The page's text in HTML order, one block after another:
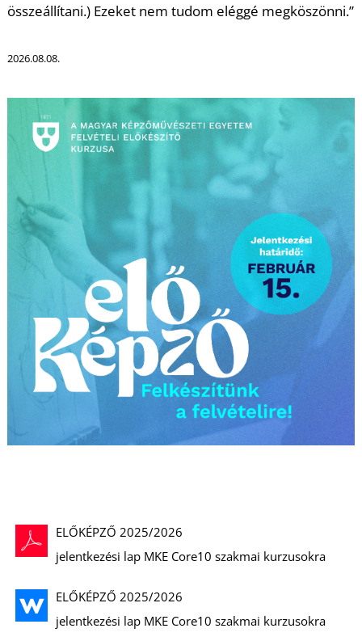
ELŐKÉPZŐ 2025/2026
jelentkezési lap MKE Core10 szakmai kurzusokra
ELŐKÉPZŐ 2025/2026
jelentkezési lap MKE Core10 szakmai kurzusokra
összeállítani.) Ezeket nem tudom eléggé megköszönni.”
2026.08.08.